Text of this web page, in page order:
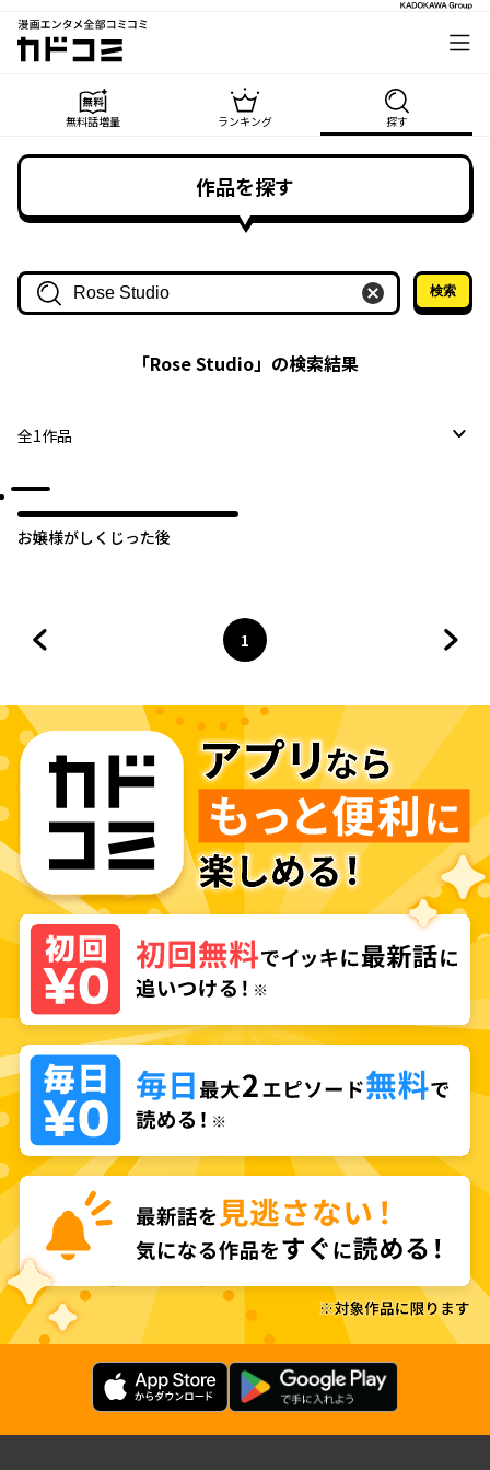
漫画エンタメ全部コミコミ
カドコミ
無料話増量 ランキング 探す
作品を探す
作品名・作家名で探す
検索
「Rose Studio」の検索結果
全1作品
お嬢様がしくじった後
ページ
1
へ